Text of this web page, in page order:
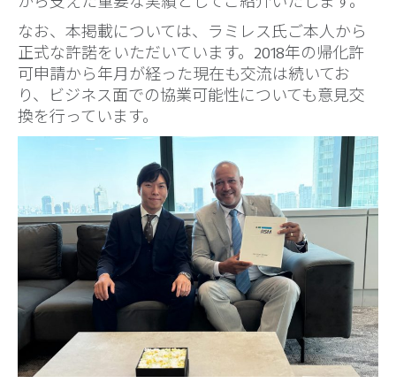
なお、本掲載については、ラミレス氏ご本人から
正式な許諾をいただいています。2018年の帰化許
可申請から年月が経った現在も交流は続いてお
り、ビジネス面での協業可能性についても意見交
換を行っています。